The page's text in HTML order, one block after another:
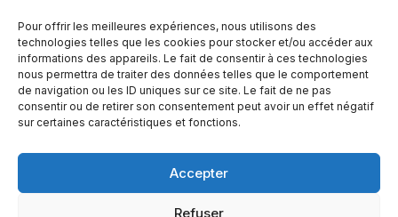
Pour offrir les meilleures expériences, nous utilisons des
technologies telles que les cookies pour stocker et/ou accéder aux
informations des appareils. Le fait de consentir à ces technologies
nous permettra de traiter des données telles que le comportement
de navigation ou les ID uniques sur ce site. Le fait de ne pas
consentir ou de retirer son consentement peut avoir un effet négatif
sur certaines caractéristiques et fonctions.
Accepter
Refuser
Instagram
Twitter
Facebook